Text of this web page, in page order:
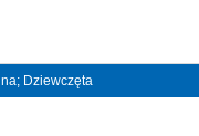
Dziewczęta